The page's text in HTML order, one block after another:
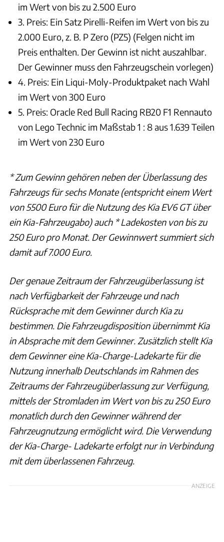
im Wert von bis zu 2.500 Euro
3. Preis: Ein Satz Pirelli-Reifen im Wert von bis zu
2.000 Euro, z. B. P Zero (PZ5) (Felgen nicht im
Preis enthalten. Der Gewinn ist nicht auszahlbar.
Der Gewinner muss den Fahrzeugschein vorlegen)
4. Preis: Ein Liqui-Moly-Produktpaket nach Wahl
im Wert von 300 Euro
5. Preis: Oracle Red Bull Racing RB20 F1 Rennauto
von Lego Technic im Maßstab 1 : 8 aus 1.639 Teilen
im Wert von 230 Euro
* Zum Gewinn gehören neben der Überlassung des
Fahrzeugs für sechs Monate (entspricht einem Wert
von 5500 Euro für die Nutzung des Kia EV6 GT über
ein Kia-Fahrzeugabo) auch * Ladekosten von bis zu
250 Euro pro Monat. Der Gewinnwert summiert sich
damit auf 7.000 Euro.
Der genaue Zeitraum der Fahrzeugüberlassung ist
nach Verfügbarkeit der Fahrzeuge und nach
Rücksprache mit dem Gewinner durch Kia zu
bestimmen. Die Fahrzeugdisposition übernimmt Kia
in Absprache mit dem Gewinner. Zusätzlich stellt Kia
dem Gewinner eine Kia-Charge-Ladekarte für die
Nutzung innerhalb Deutschlands im Rahmen des
Zeitraums der Fahrzeugüberlassung zur Verfügung,
mittels der Stromladen im Wert von bis zu 250 Euro
monatlich durch den Gewinner während der
Fahrzeugnutzung ermöglicht wird. Die Verwendung
der Kia-Charge- Ladekarte erfolgt nur in Verbindung
mit dem überlassenen Fahrzeug.
ANZEIGE